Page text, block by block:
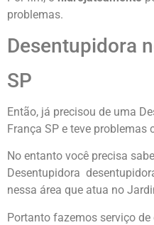
problemas.
Desentupidora
SP
Então, já precisou de uma
França SP e teve problemas
No entanto você precisa
Desentupidora
nessa área que atua no
Portanto fazemos serviço